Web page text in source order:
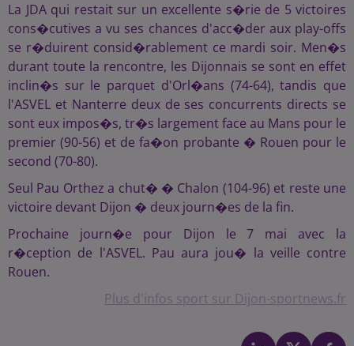
La JDA qui restait sur un excellente s�rie de 5 victoires
cons�cutives a vu ses chances d'acc�der aux play-offs
se r�duirent consid�rablement ce mardi soir. Men�s
durant toute la rencontre, les Dijonnais se sont en effet
inclin�s sur le parquet d'Orl�ans (74-64), tandis que
l'ASVEL et Nanterre deux de ses concurrents directs se
sont eux impos�s, tr�s largement face au Mans pour le
premier (90-56) et de fa�on probante � Rouen pour le
second (70-80).
Seul Pau Orthez a chut� � Chalon (104-96) et reste une
victoire devant Dijon � deux journ�es de la fin.
Prochaine journ�e pour Dijon le 7 mai avec la
r�ception de l'ASVEL. Pau aura jou� la veille contre
Rouen.
Plus d'infos sport sur Dijon-sportnews.fr